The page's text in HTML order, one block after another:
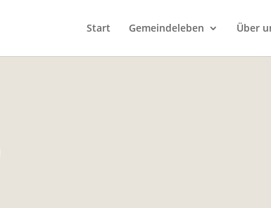
Start Gemeindeleben Über